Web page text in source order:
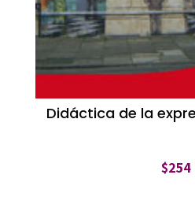
Didáctica de la
$254